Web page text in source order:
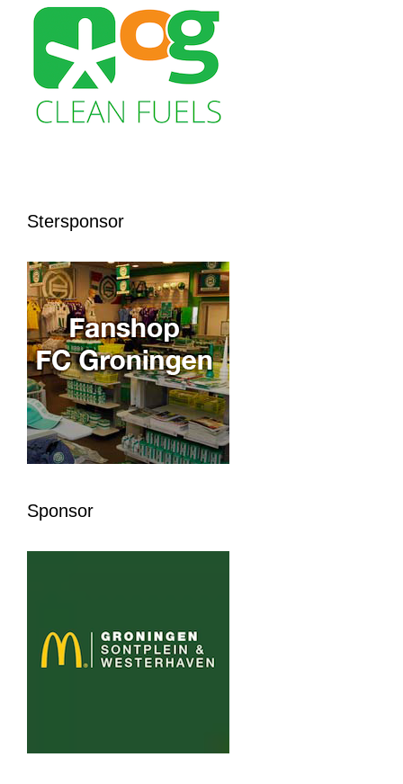
Stersponsor
Sponsor